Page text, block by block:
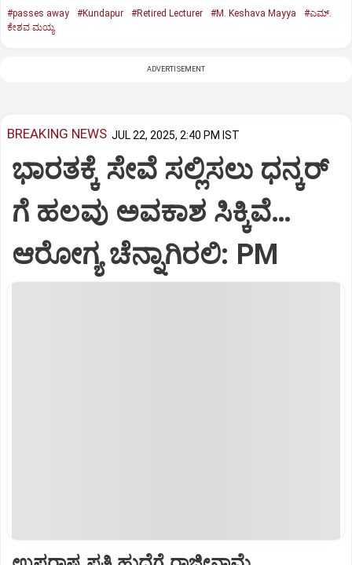
#passes away #Kundapur #Retired Lecturer #M. Keshava Mayya
#ಎಮ್.
ಕೇಶವ ಮಯ್ಯ
ADVERTISEMENT
BREAKING NEWS JUL 22, 2025, 2:40 PM IST
ಭಾರತಕ್ಕೆ ಸೇವೆ ಸಲ್ಲಿಸಲು ಧನ್ಕರ್‌
ಗೆ ಹಲವು ಅವಕಾಶ ಸಿಕ್ಕಿವೆ…
ಆರೋಗ್ಯ ಚೆನ್ನಾಗಿರಲಿ: PM